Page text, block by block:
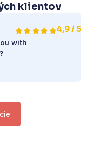
klientov
4,9 / 5
with